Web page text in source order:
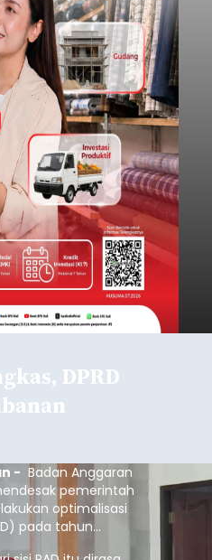
DPRD
- Badan Anggaran
pemerintah
optimalisasi
pada tahun